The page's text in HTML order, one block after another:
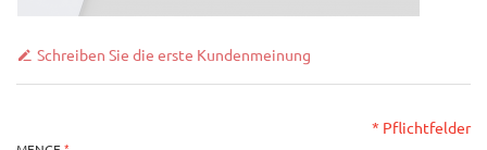
Schreiben Sie die erste Kundenmeinung
* Pflichtfelder